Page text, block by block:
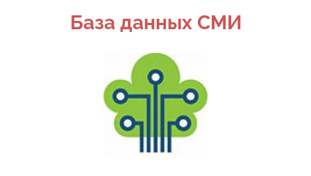
База данных СМИ